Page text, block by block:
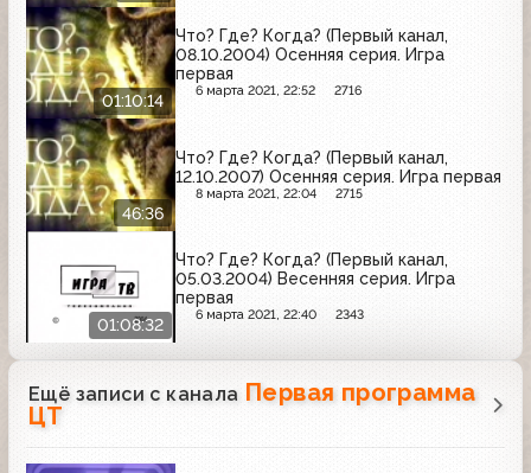
01:10:14
Что? Где? Когда? (Первый канал,
08.10.2004) Осенняя серия. Игра
первая
6 марта 2021, 22:52 2716
46:36
Что? Где? Когда? (Первый канал,
12.10.2007) Осенняя серия. Игра первая
8 марта 2021, 22:04 2715
01:08:32
Что? Где? Когда? (Первый канал,
05.03.2004) Весенняя серия. Игра
первая
6 марта 2021, 22:40 2343
Ещё записи с канала Первая программа
ЦТ